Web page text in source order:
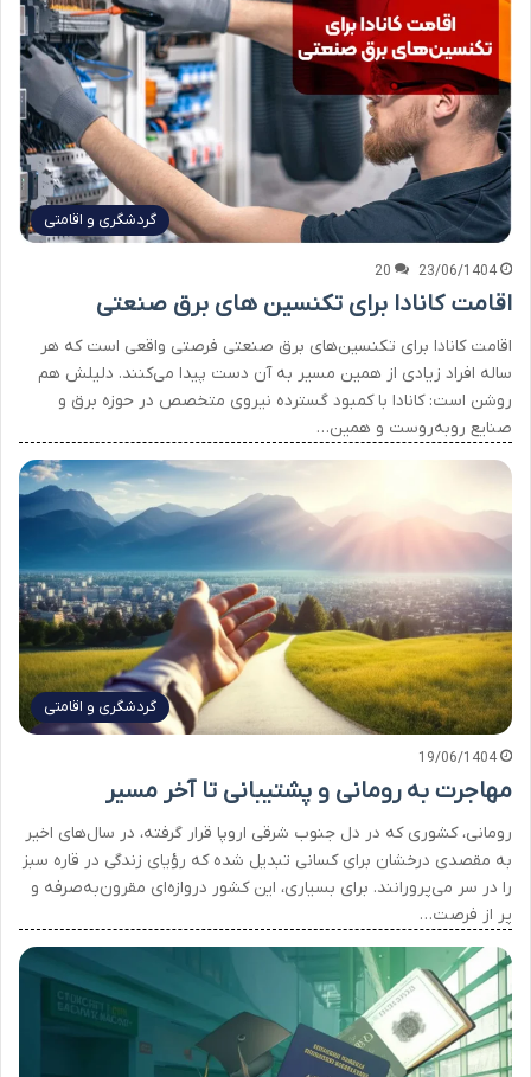
گردشگری و اقامتی
23/06/1404
20
اقامت کانادا برای تکنسین های برق صنعتی
اقامت کانادا برای تکنسین‌های برق صنعتی فرصتی واقعی است که هر
ساله افراد زیادی از همین مسیر به آن دست پیدا می‌کنند. دلیلش هم
روشن است: کانادا با کمبود گسترده نیروی متخصص در حوزه برق و
صنایع روبه‌روست و همین…
گردشگری و اقامتی
19/06/1404
مهاجرت به رومانی و پشتیبانی تا آخر مسیر
رومانی، کشوری که در دل جنوب شرقی اروپا قرار گرفته، در سال‌های اخیر
به مقصدی درخشان برای کسانی تبدیل شده که رؤیای زندگی در قاره سبز
را در سر می‌پرورانند. برای بسیاری، این کشور دروازه‌ای مقرون‌به‌صرفه و
پر از فرصت…